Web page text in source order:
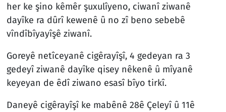
her ke şino kêmêr şuxulîyeno, ciwanî ziwanê
dayîke ra dûrî kewenê û no zî beno sebebê
vîndîbîyayîşê ziwanî.
Goreyê netîceyanê cigêrayîşî, 4 gedeyan ra 3
gedeyî ziwanê dayîke qisey nêkenê û mîyanê
keyeyan de êdî ziwano esasî bîyo tirkî.
Daneyê cigêrayîşî ke mabênê 28ê Çeleyî û 11ê